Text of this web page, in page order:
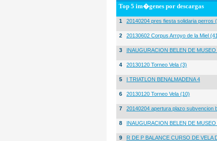
Top 5 im�genes por descargas
1 20140204 pres fiesta solidaria perros
2 20130602 Corpus Arroyo de la Miel
3 INAUGURACION BELEN DE
4 20130120 Torneo Vela (3)
5 I TRIATLON BENALMADENA 4
6 20130120 Torneo Vela (10)
7 20140204 apertura plazo subvencion
8 INAUGURACION BELEN DE
9 R DE P BALANCE CURSO DE VELA